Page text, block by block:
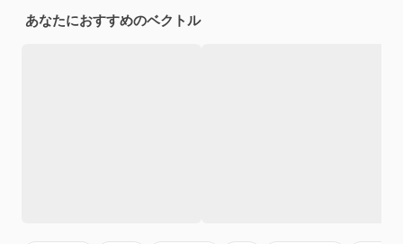
あなたにおすすめのベクトル